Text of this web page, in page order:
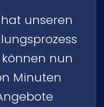
unseren
nun
Minuten